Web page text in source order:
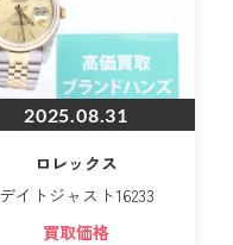
2025.08.31
ロレックス
デイトジャスト16233
買取価格